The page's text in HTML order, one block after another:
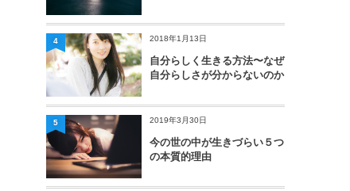
2018年1月13日
自分らしく生きる方法〜なぜ
自分らしさが分からないのか
4
2019年3月30日
今の世の中が生きづらい５つ
の本質的理由
5